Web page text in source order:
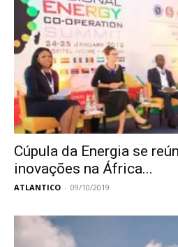
Cúpula da Energia se
inovações na África...
ATLANTICO - 09/10/2019